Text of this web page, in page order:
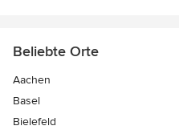
Beliebte Orte
Aachen
Basel
Bielefeld